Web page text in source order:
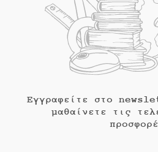
Εγγραφείτε στο
μαθαίνετε τις